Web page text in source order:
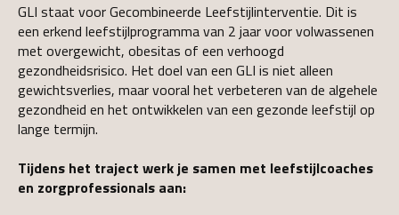
GLI staat voor Gecombineerde Leefstijlinterventie. Dit is
een erkend leefstijlprogramma van 2 jaar voor volwassenen
met overgewicht, obesitas of een verhoogd
gezondheidsrisico. Het doel van een GLI is niet alleen
gewichtsverlies, maar vooral het verbeteren van de algehele
gezondheid en het ontwikkelen van een gezonde leefstijl op
lange termijn.
Tijdens het traject werk je samen met leefstijlcoaches
en zorgprofessionals aan: